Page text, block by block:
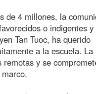
de 4 millones, la
o indigentes y
Tan Tuoc, ha querido
a la escuela. La
y se